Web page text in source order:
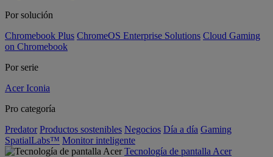
Por solución
Chromebook Plus ChromeOS Enterprise Solutions Cloud Gaming
on Chromebook
Por serie
Acer Iconia
Pro categoría
Predator Productos sostenibles Negocios Día a día Gaming
SpatialLabs™ Monitor inteligente
Tecnología de pantalla Acer